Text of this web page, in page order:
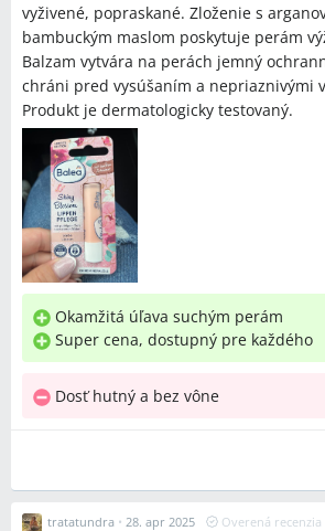
vyživené, popraskané. Zloženie s
bambuckým maslom poskytuje perám
Balzam vytvára na perách jemný
chráni pred vysúšaním a nepriaznivými
Produkt je dermatologicky testovaný.
Okamžitá úľava suchým perám
Super cena, dostupný pre každého
Dosť hutný a bez vône
tratatundra • 28. apr 2025 Overená recenzia